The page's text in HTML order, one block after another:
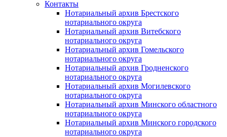
Контакты
Нотариальный архив Брестского
нотариального округа
Нотариальный архив Витебского
нотариального округа
Нотариальный архив Гомельского
нотариального округа
Нотариальный архив Гродненского
нотариального округа
Нотариальный архив Могилевского
нотариального округа
Нотариальный архив Минского областного
нотариального округа
Нотариальный архив Минского городского
нотариального округа